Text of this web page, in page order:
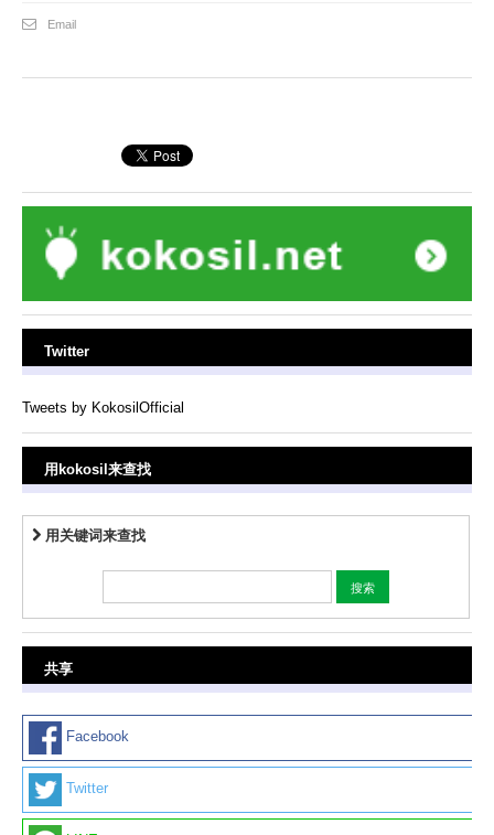
Email
Twitter
Tweets by KokosilOfficial
用kokosil来查找
用关键词来查找
共享
Facebook
Twitter